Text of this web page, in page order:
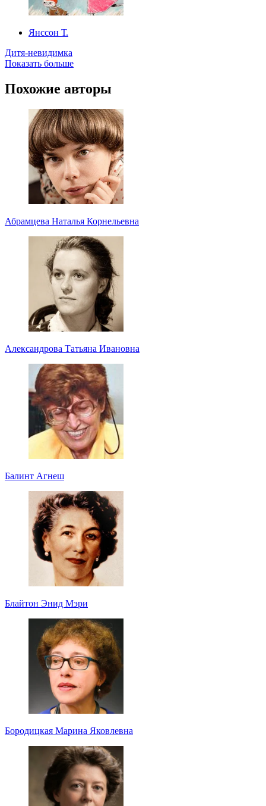
Янссон Т.
Дитя-невидимка
Показать больше
Похожие авторы
Абрамцева Наталья Корнельевна
Александрова Татьяна Ивановна
Балинт Агнеш
Блайтон Энид Мэри
Бородицкая Марина Яковлевна